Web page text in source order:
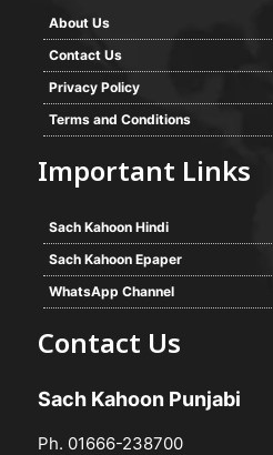
About Us
Contact Us
Privacy Policy
Terms and Conditions
Important Links
Sach Kahoon Hindi
Sach Kahoon Epaper
WhatsApp Channel
Contact Us
Sach Kahoon Punjabi
Ph. 01666-238700